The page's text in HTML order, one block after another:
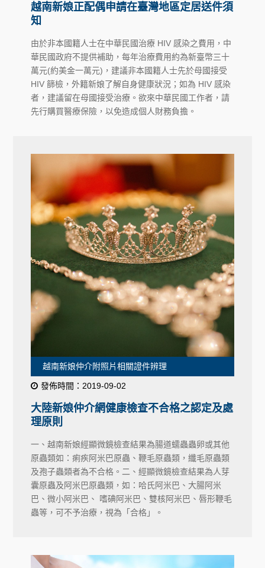
越南新娘正配偶申請在臺灣地區定居送件須
知
由於非本國籍人士在中華民國治療 HIV 感染之費用，中
華民國政府不提供補助，每年治療費用約為新臺幣三十
萬元(約美金一萬元)，建議非本國籍人士先於母國接受
HIV 篩檢，外籍新娘了解自身健康狀況；如為 HIV 感染
者，建議留在母國接受治療。欲來中華民國工作者，請
先行購買醫療保險，以免造成個人財務負擔。
越南新娘仲介附照片相關證件辨理
發佈時間：2019-09-02
大陸新娘仲介網健康檢查不合格之認定及處
理原則
一、越南新娘經顯微鏡檢查結果為腸道蠕蟲蟲卵或其他
原蟲類如：痢疾阿米巴原蟲、鞭毛原蟲類，纖毛原蟲類
及孢子蟲類者為不合格。二、經顯微鏡檢查結果為人芽
囊原蟲及阿米巴原蟲類，如：哈氏阿米巴、大腸阿米
巴、微小阿米巴、 嗜碘阿米巴、雙核阿米巴、唇形鞭毛
蟲等，可不予治療，視為「合格」。